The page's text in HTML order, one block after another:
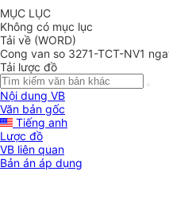
MỤC LỤC
Không có mục lục
Tải về (WORD)
Cong van so 3271-TCT-NV1
Tải lược đồ
Nội dung VB
Văn bản gốc
Tiếng anh
Lược đồ
VB liên quan
Bản án áp dụng